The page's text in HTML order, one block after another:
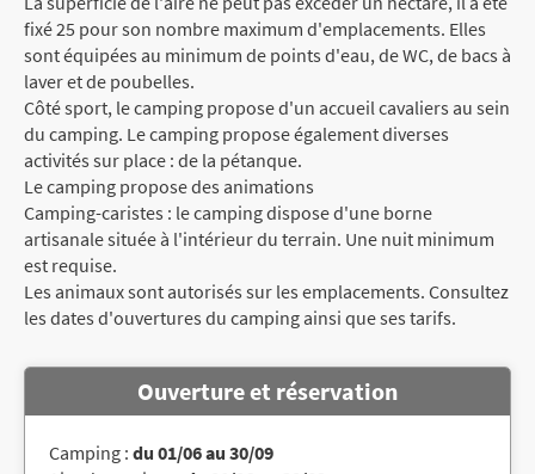
fixé 25 pour son nombre maximum d'emplacements. Elles
sont équipées au minimum de points d'eau, de WC, de bacs à
laver et de poubelles.
Côté sport, le camping propose d'un accueil cavaliers au sein
du camping. Le camping propose également diverses
activités sur place : de la pétanque.
Le camping propose des animations
Camping-caristes : le camping dispose d'une borne
artisanale située à l'intérieur du terrain. Une nuit minimum
est requise.
Les animaux sont autorisés sur les emplacements. Consultez
les dates d'ouvertures du camping ainsi que ses tarifs.
Ouverture et réservation
Camping : du 01/06 au 30/09